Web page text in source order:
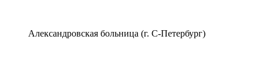
Александровская больница (г. С-Петербург)